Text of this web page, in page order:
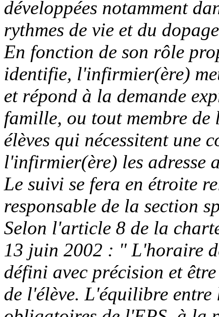
développées notamment
rythmes de vie et du
En fonction de son rôle
identifie, l'infirmier(ère)
et répond à la demande
famille, ou tout membre
élèves qui nécessitent une
l'infirmier(ère) les adresse
Le suivi se fera en étroite
responsable de la section
Selon l'article 8 de la
13 juin 2002 : " L'horaire
défini avec précision et
de l'élève. L'équilibre entre